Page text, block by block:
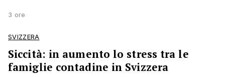
3 ore
SVIZZERA
Siccità: in aumento lo stress tra le
famiglie contadine in Svizzera